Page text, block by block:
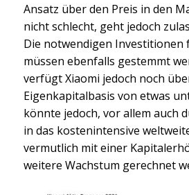
Ansatz über den Preis in den
nicht schlecht, geht jedoch
Die notwendigen Investitionen
müssen ebenfalls gestemmt
verfügt Xiaomi jedoch noch
Eigenkapitalbasis von etwas
könnte jedoch, vor allem auch
in das kostenintensive
vermutlich mit einer
weitere Wachstum gerechnet